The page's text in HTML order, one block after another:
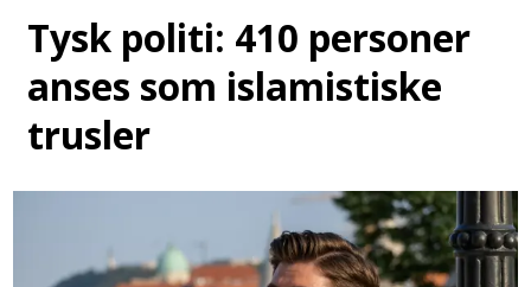
Tysk politi: 410 personer
anses som islamistiske
trusler